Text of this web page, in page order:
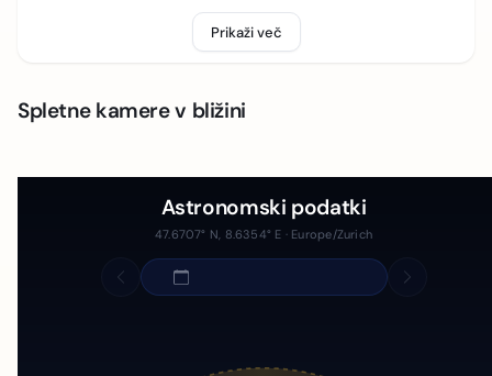
Prikaži več
Spletne kamere v bližini
Astronomski podatki
47.6707° N, 8.6354° E · Europe/Zurich